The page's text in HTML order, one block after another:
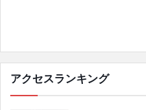
アクセスランキング